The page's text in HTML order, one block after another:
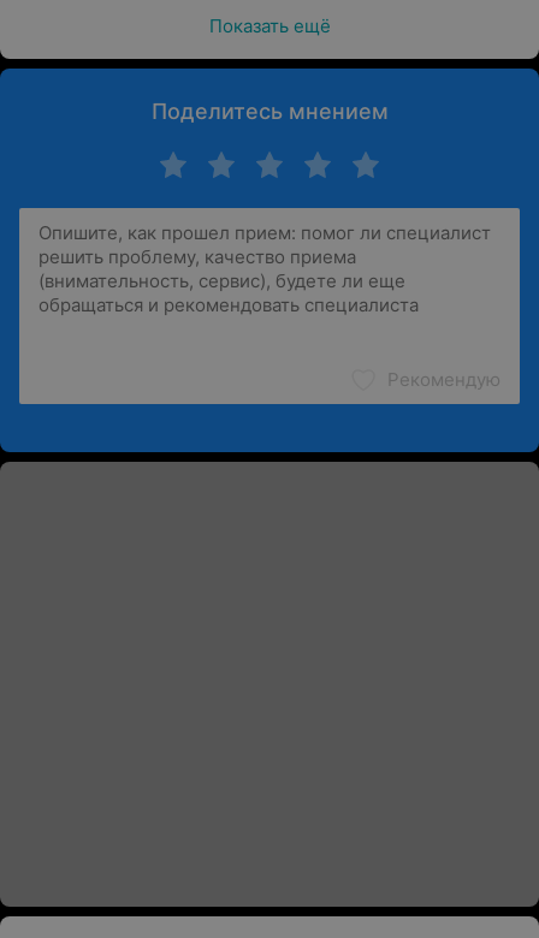
Показать ещё
Поделитесь мнением
Рекомендую